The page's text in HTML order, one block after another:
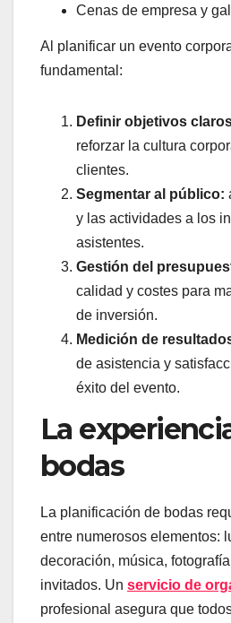
Cenas de empresa y
Al planificar un evento
fundamental:
Definir objetivos
reforzar la cultura
clientes.
Segmentar al público:
y las actividades a los
asistentes.
Gestión del
calidad y costes para
de inversión.
Medición de
de asistencia y
éxito del evento.
La
bodas
La planificación de bodas
entre numerosos elementos:
decoración, música,
invitados. Un servicio de
profesional asegura que